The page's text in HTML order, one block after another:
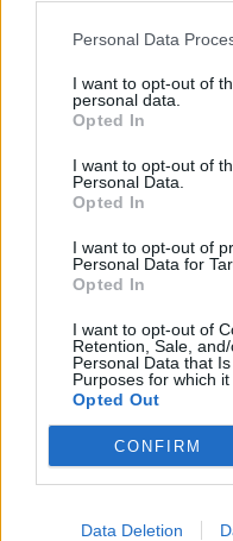
Personal Data
I want to opt-out of
personal data.
Opted In
I want to opt-out of
Personal Data.
Opted In
I want to opt-out of
Personal Data for
Opted In
I want to opt-out of
Retention, Sale,
Personal Data that
Purposes for which it
Opted Out
CONFIRM
Data Deletion
szállítás uralma
George Leimer
látott: a munka
összenyomja a
Rooby
augusztus